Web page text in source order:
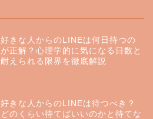
好きな人からのLINEは何日待つの
が正解？心理学的に気になる日数と
耐えられる限界を徹底解説
好きな人からのLINEは待つべき？
どのくらい待てばいいのかと待てな